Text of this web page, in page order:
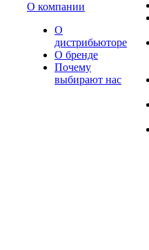
О компании
О
дистрибьюторе
О бренде
Почему
выбирают нас